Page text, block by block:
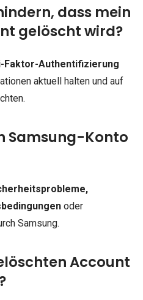
dass mein
gelöscht wird?
Faktor-Authentifizierung
aktuell halten und auf
Samsung-Konto
oder
Samsung.
Account